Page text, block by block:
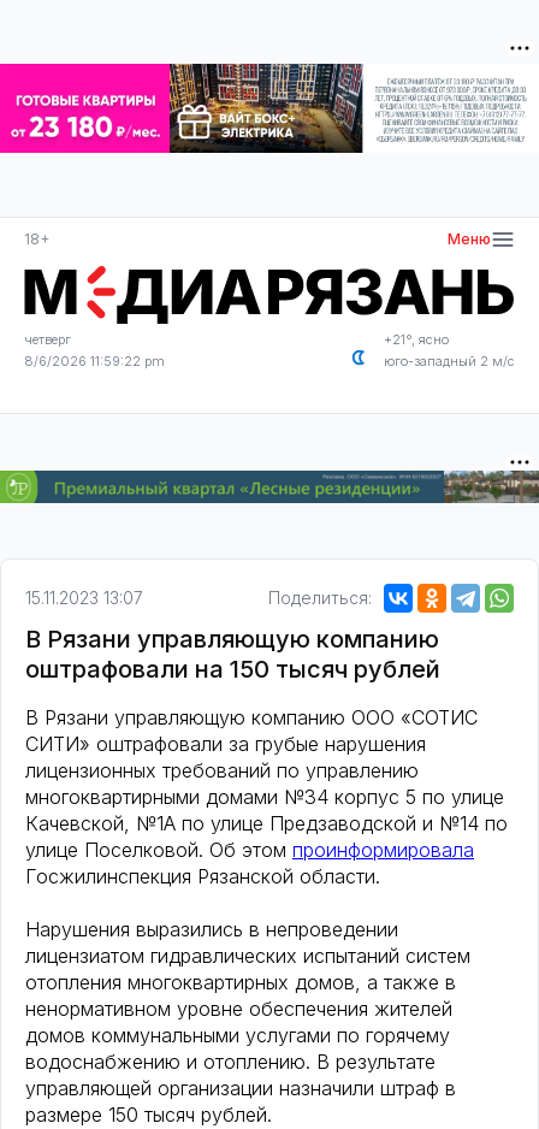
18+ Меню
четверг
8/6/2026 11:59:22 pm
+21°, ясно
юго-западный 2 м/с
15.11.2023 13:07 Поделиться:
В Рязани управляющую компанию
оштрафовали на 150 тысяч рублей
В Рязани управляющую компанию ООО «СОТИС
СИТИ» оштрафовали за грубые нарушения
лицензионных требований по управлению
многоквартирными домами №34 корпус 5 по улице
Качевской, №1А по улице Предзаводской и №14 по
улице Поселковой. Об этом проинформировала
Госжилинспекция Рязанской области.
Нарушения выразились в непроведении
лицензиатом гидравлических испытаний систем
отопления многоквартирных домов, а также в
ненормативном уровне обеспечения жителей
домов коммунальными услугами по горячему
водоснабжению и отоплению. В результате
управляющей организации назначили штраф в
размере 150 тысяч рублей.